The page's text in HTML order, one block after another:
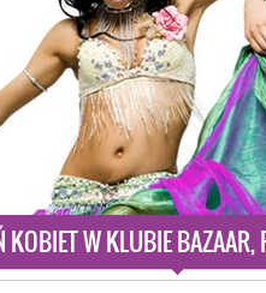
KOBIET W KLUBIE BAZAAR,